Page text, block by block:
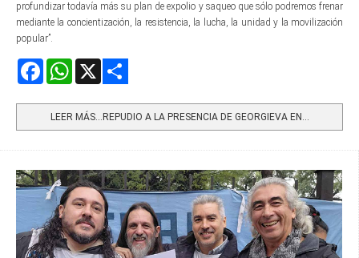
profundizar todavía más su plan de expolio y saqueo que sólo podremos frenar
mediante la concientización, la resistencia, la lucha, la unidad y la movilización
popular”.
FacebookWhatsApp
LEER MÁS…REPUDIO A LA PRESENCIA DE GEORGIEVA EN...